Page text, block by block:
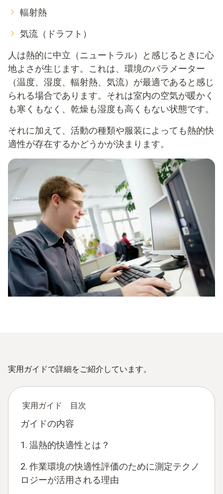
輻射熱
気流（ドラフト）
人は熱的に中立（ニュートラル）と感じるときに心
地よさが生じます。これは、環境のパラメーター
（温度、湿度、輻射熱、気流）が最適であると感じ
られる場合であります。それは室内の空気が暖かく
も寒くもなく、乾燥も湿度も高くもない状態です。
それに加えて、活動の種類や服装によっても熱的快
適性が存在するかどうかが決まります。
実用ガイドで詳細をご紹介しています。
実用ガイド 目次
ガイドの内容
1. 温熱的快適性とは？
2. 作業環境の快適性評価のために測定テクノ
ロジーが活用される理由